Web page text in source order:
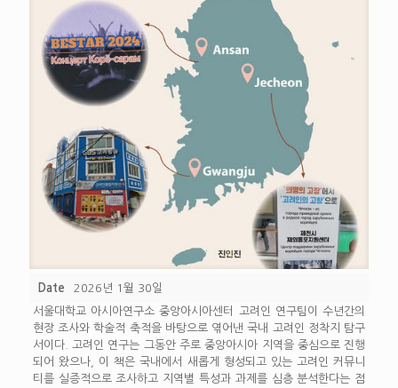
Date
2026년 1월 30일
서울대학교 아시아연구소 중앙아시아센터 고려인 연구팀이 수년간의
현장 조사와 학술적 축적을 바탕으로 엮어낸 국내 고려인 정착지 탐구
서이다. 고려인 연구는 그동안 주로 중앙아시아 지역을 중심으로 진행
되어 왔으나, 이 책은 국내에서 새롭게 형성되고 있는 고려인 커뮤니
티를 실증적으로 조사하고 지역별 특성과 과제를 심층 분석한다는 점